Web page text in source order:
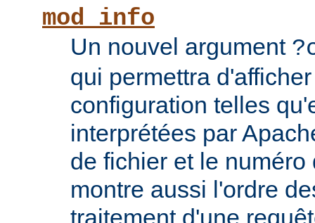
mod_info
Un nouvel argument
qui permettra
configuration telles
interprétées par
de fichier et le
montre aussi l'ordre
traitement d'une